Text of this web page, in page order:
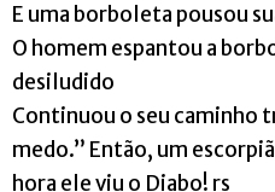
E uma borboleta pousou
O homem espantou a
desiludido
Continuou o seu caminho
medo.” Então, um
hora ele viu o Diabo! rs